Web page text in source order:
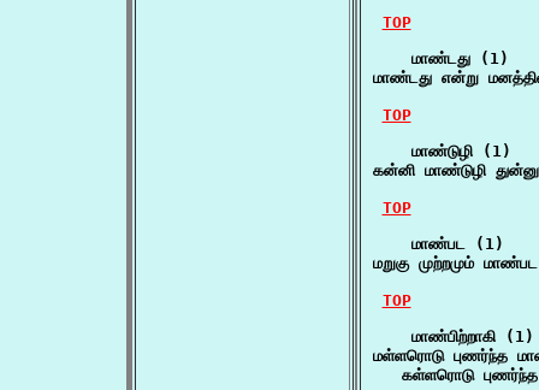
TOP
    மாண்டது (1)
மாண்டது என்று
TOP
    மாண்டுழி (1)
கன்னி மாண்டுழி
TOP
    மாண்பட (1)
மறுகு முற்றமும்
TOP
    மாண்பிற்றாகி (1)
மள்ளரொடு புணர்ந்த
கள்ளரொடு புணர்ந்த